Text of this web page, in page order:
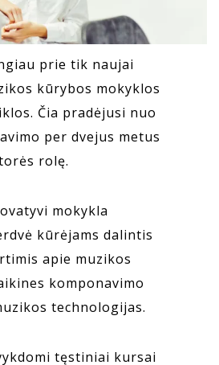
prie tik naujai
kūrybos mokyklos
Čia pradėjusi nuo
per dvejus metus
rolę.
mokykla
kūrėjams dalintis
apie muzikos
komponavimo
technologijas.
tęstiniai kursai